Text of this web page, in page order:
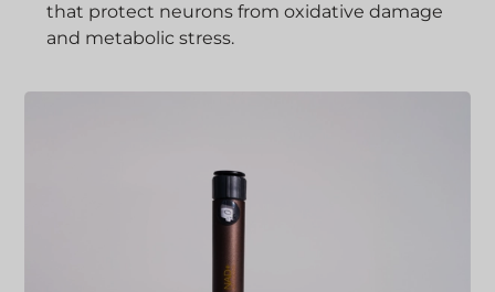
that protect neurons from oxidative damage
and metabolic stress.